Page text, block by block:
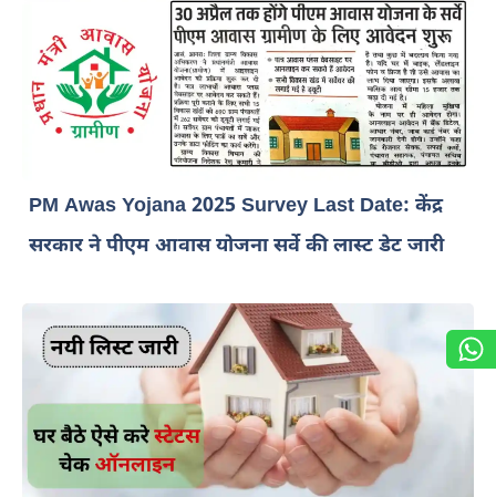
PM Awas Yojana 2025 Survey Last Date: केंद्र
सरकार ने पीएम आवास योजना सर्वे की लास्ट डेट जारी